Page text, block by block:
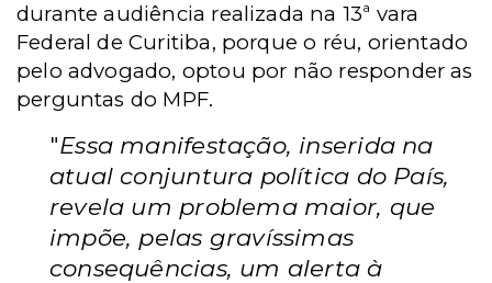
durante audiência realizada na 13ª vara
Federal de Curitiba, porque o réu, orientado
pelo advogado, optou por não responder as
perguntas do MPF.
"Essa manifestação, inserida na
atual conjuntura política do País,
revela um problema maior, que
impõe, pelas gravíssimas
consequências, um alerta à